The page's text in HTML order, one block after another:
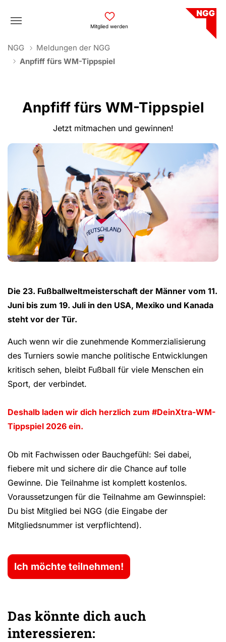
Mitglied werden
You are here:
NGG
Meldungen der NGG
Anpfiff fürs WM-Tippspiel
Anpfiff fürs WM-Tippspiel
Jetzt mitmachen und gewinnen!
Die 23. Fußballweltmeisterschaft der Männer vom 11.
Juni bis zum 19. Juli in den USA, Mexiko und Kanada
steht vor der Tür.
Auch wenn wir die zunehmende Kommerzialisierung
des Turniers sowie manche politische Entwicklungen
kritisch sehen, bleibt Fußball für viele Menschen ein
Sport, der verbindet.
Deshalb laden wir dich herzlich zum #DeinXtra-WM-
Tippspiel 2026 ein.
Ob mit Fachwissen oder Bauchgefühl: Sei dabei,
fiebere mit und sichere dir die Chance auf tolle
Gewinne. Die Teilnahme ist komplett kostenlos.
Voraussetzungen für die Teilnahme am Gewinnspiel:
Du bist Mitglied bei NGG (die Eingabe der
Mitgliedsnummer ist verpflichtend).
Ich möchte teilnehmen!
Das könnte dich auch
interessieren: